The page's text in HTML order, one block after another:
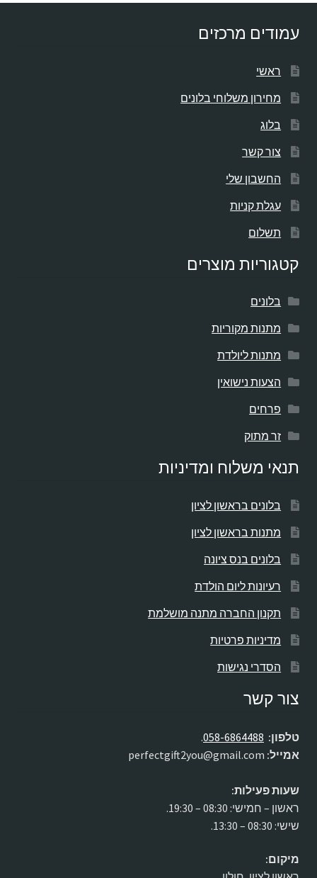
עמודים מרכזים
ראשי
מחירון משלוחי בלונים
בלוג
צור קשר
החשבון שלי
עגלת קניות
תשלום
קטגוריות מוצרים
בלונים
מתנות מקוריות
מתנות ליולדת
הצעות נישואין
פרחים
זר מתוק
תנאי משלוח ומדיניות
בלונים בראשון לציון
מתנות בראשון לציון
בלונים בנס ציונה
רעיונות ליום הולדת
תקנון החברה מתנה מושלמת
מדיניות פרטיות
הסדרי נגישות
צור קשר
טלפון: 058-6864488
.
אמייל:
שעות פעילות:
ראשון – חמישי: 08:30 – 19:30.
שישי: 08:30 – 13:30.
מיקום: